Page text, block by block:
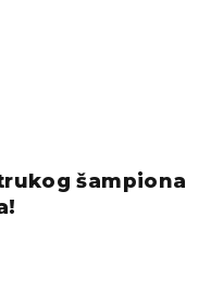
šampiona